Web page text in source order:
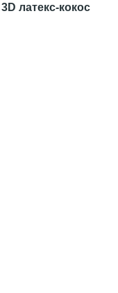
латекс-кокос